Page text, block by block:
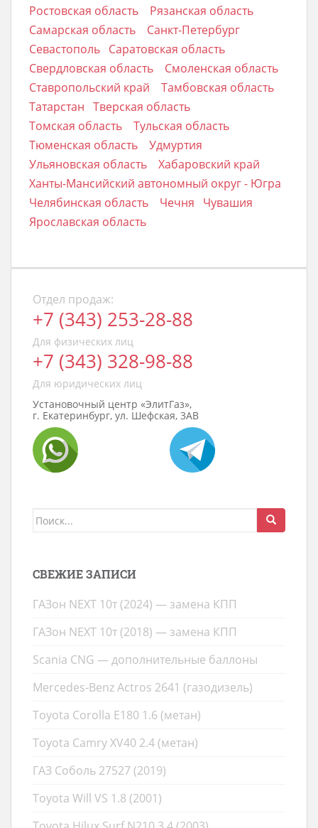
Ростовская область
Рязанская область
Самарская область
Санкт-Петербург
Севастополь Саратовская область
Свердловская область
Смоленская область
Ставропольский край
Тамбовская область
Татарстан Тверская область
Томская область
Тульская область
Тюменская область
Удмуртия
Ульяновская область
Хабаровский край
Ханты-Мансийский автономный округ - Югра
Челябинская область
Чечня
Чувашия
Ярославская область
Отдел продаж:
+7 (343) 253-28-88
Для физических лиц
+7 (343) 328-98-88
Для юридических лиц
Установочный центр «ЭлитГаз»,
г. Екатеринбург, ул. Шефская, 3АВ
Поиск
СВЕЖИЕ ЗАПИСИ
ГАЗон NEXT 10т (2024) — замена КПП
ГАЗон NEXT 10т (2018) — замена КПП
Scania CNG — дополнительные баллоны
Mercedes-Benz Actros 2641 (газодизель)
Toyota Corolla E180 1.6 (метан)
Toyota Camry XV40 2.4 (метан)
ГАЗ Соболь 27527 (2019)
Toyota Will VS 1.8 (2001)